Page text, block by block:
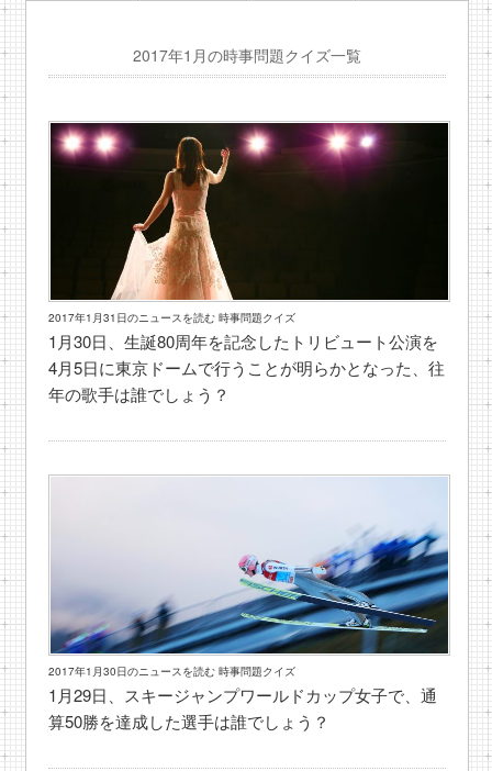
2017年1月の時事問題クイズ一覧
2017年1月31日のニュースを読む 時事問題クイズ
1月30日、生誕80周年を記念したトリビュート公演を
4月5日に東京ドームで行うことが明らかとなった、往
年の歌手は誰でしょう？
2017年1月30日のニュースを読む 時事問題クイズ
1月29日、スキージャンプワールドカップ女子で、通
算50勝を達成した選手は誰でしょう？